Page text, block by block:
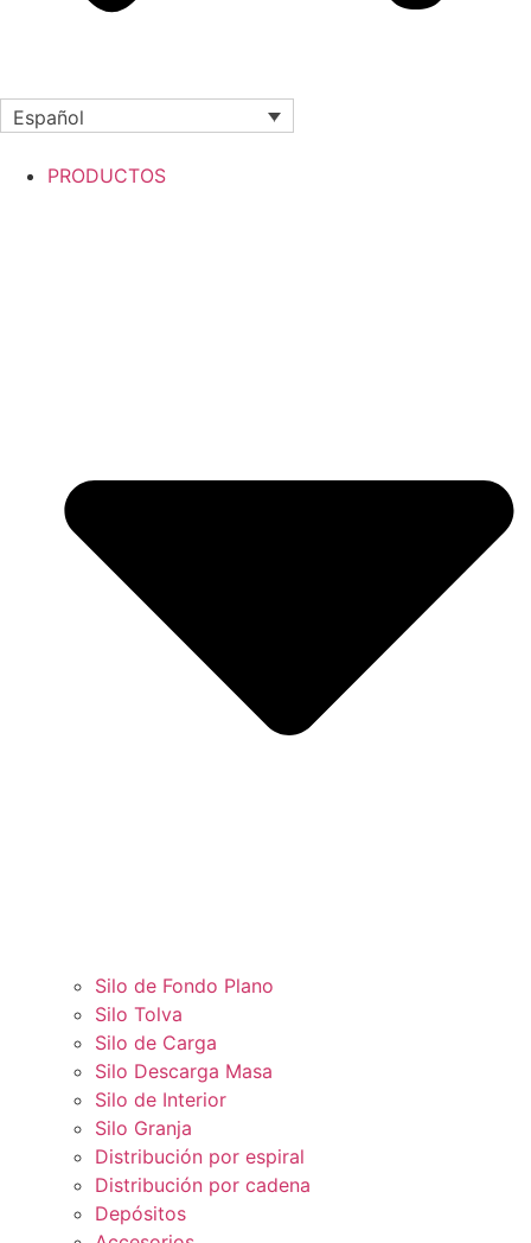
Español
PRODUCTOS
Silo de Fondo Plano
Silo Tolva
Silo de Carga
Silo Descarga Masa
Silo de Interior
Silo Granja
Distribución por espiral
Distribución por cadena
Depósitos